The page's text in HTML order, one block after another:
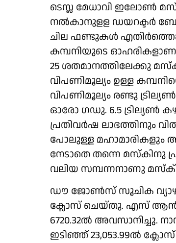
ടെസ്ല മേധാവി ഇലോണ്‍
നല്‍കാനുളള ഡയറക്ടര്‍
ചില ഫണ്ടുകള്‍
കമ്പനിയുടെ ഓഹരികളാണു
25 ശതമാനത്തിലേക്കു
വിപണിമൂല്യം ഉള്ള
വിപണിമൂല്യം രണ്ടു
ഓരോ ഗഡു. 6.5 ട്രില്യണ്‍
പ്രതിവര്‍ഷ ലാഭത്തിനും
പോലുള്ള മഹാമാരികളും
നേടാതെ തന്നെ മസ്‌കിനു
വലിയ സമ്പന്നനാണു
ഡൗ ജോണ്‍സ് സൂചിക വ്യാഴാഴ്ച
ക്ലോസ് ചെയ്തു. എസ് ആന്‍ഡ്
6720.32ല്‍ അവസാനിച്ചു.
ഇടിഞ്ഞ് 23,053.99ല്‍